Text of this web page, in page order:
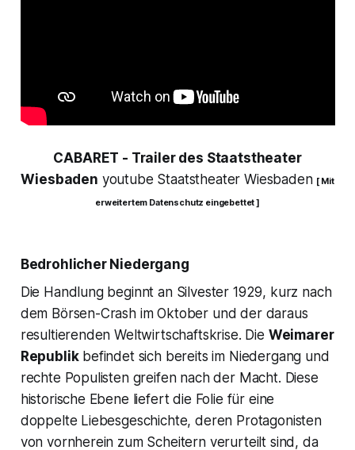
CABARET - Trailer des Staatstheater
Wiesbaden youtube Staatstheater Wiesbaden [ Mit
erweitertem Datenschutz eingebettet ]
Bedrohlicher Niedergang
Die Handlung beginnt an Silvester 1929, kurz nach
dem Börsen-Crash im Oktober und der daraus
resultierenden Weltwirtschaftskrise. Die Weimarer
Republikbefindet sich bereits im Niedergang und
rechte Populisten greifen nach der Macht. Diese
historische Ebene liefert die Folie für eine
doppelte Liebesgeschichte, deren Protagonisten
von vornherein zum Scheitern verurteilt sind, da